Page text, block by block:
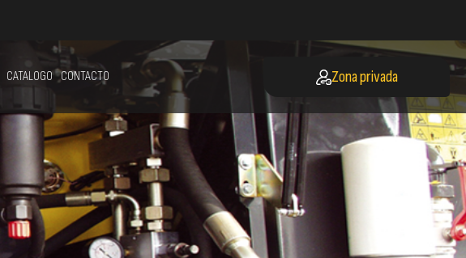
CATALOGO CONTACTO Zona privada